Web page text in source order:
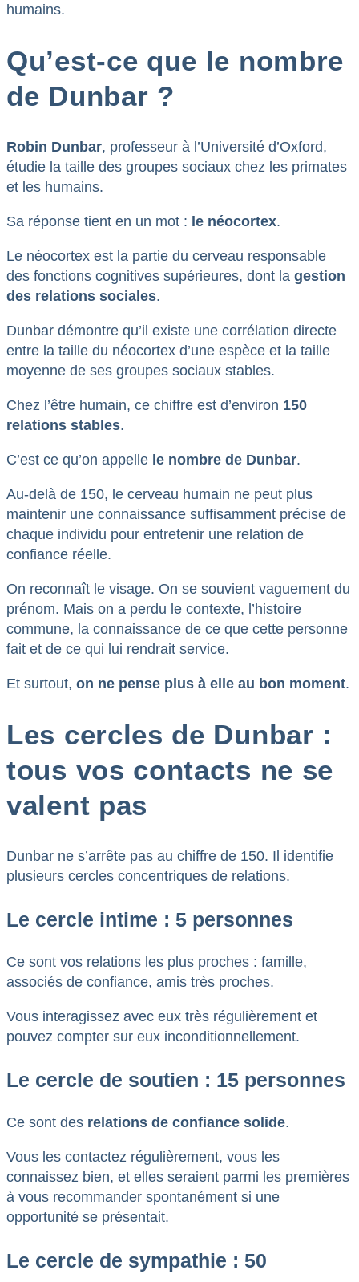
humains.
Qu’est-ce que le nombre
de Dunbar ?
Robin Dunbar, professeur à l’Université d’Oxford,
étudie la taille des groupes sociaux chez les primates
et les humains.
Sa réponse tient en un mot : le néocortex.
Le néocortex est la partie du cerveau responsable
des fonctions cognitives supérieures, dont la gestion
des relations sociales.
Dunbar démontre qu’il existe une corrélation directe
entre la taille du néocortex d’une espèce et la taille
moyenne de ses groupes sociaux stables.
Chez l’être humain, ce chiffre est d’environ 150
relations stables.
C’est ce qu’on appelle le nombre de Dunbar.
Au-delà de 150, le cerveau humain ne peut plus
maintenir une connaissance suffisamment précise de
chaque individu pour entretenir une relation de
confiance réelle.
On reconnaît le visage. On se souvient vaguement du
prénom. Mais on a perdu le contexte, l’histoire
commune, la connaissance de ce que cette personne
fait et de ce qui lui rendrait service.
Et surtout, on ne pense plus à elle au bon moment.
Les cercles de Dunbar :
tous vos contacts ne se
valent pas
Dunbar ne s’arrête pas au chiffre de 150. Il identifie
plusieurs cercles concentriques de relations.
Le cercle intime : 5 personnes
Ce sont vos relations les plus proches : famille,
associés de confiance, amis très proches.
Vous interagissez avec eux très régulièrement et
pouvez compter sur eux inconditionnellement.
Le cercle de soutien : 15 personnes
Ce sont des relations de confiance solide.
Vous les contactez régulièrement, vous les
connaissez bien, et elles seraient parmi les premières
à vous recommander spontanément si une
opportunité se présentait.
Le cercle de sympathie : 50